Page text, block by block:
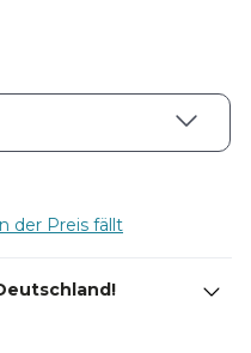
der Preis fällt